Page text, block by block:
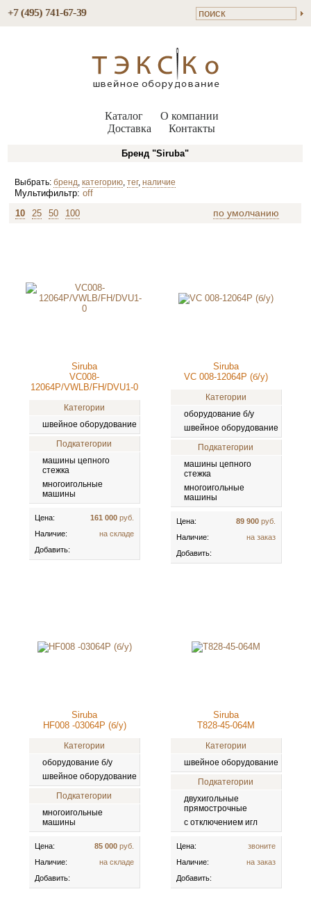
+7 (495) 741-67-39
Каталог
О компании
Доставка
Контакты
Бренд "Siruba"
Выбрать:бренд,категорию,тег,наличие
Мультифильтр:off
10
25 50 100 по умолчанию
Siruba
VC008-
12064P/VWLB/FH/DVU1-0
Категории
швейное оборудование
Подкатегории
машины цепного
стежка
многоигольные
машины
Цена: 161 000руб.
Наличие:
на складе
Добавить:
Siruba
VC 008-12064P (б/у)
Категории
оборудование б/у
швейное оборудование
Подкатегории
машины цепного
стежка
многоигольные
машины
Цена: 89 900руб.
Наличие:
на заказ
Добавить:
Siruba
HF008 -03064P (б/у)
Категории
оборудование б/у
швейное оборудование
Подкатегории
многоигольные
машины
Цена: 85 000руб.
Наличие:
на складе
Добавить:
Siruba
T828-45-064M
Категории
швейное оборудование
Подкатегории
двухигольные
прямострочные
с отключением игл
Цена:
звоните
Наличие:
на заказ
Добавить: